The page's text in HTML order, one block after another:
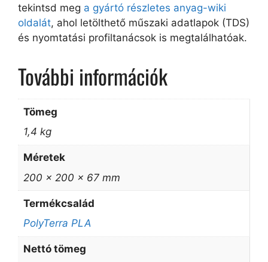
tekintsd meg a gyártó részletes anyag-wiki
oldalát, ahol letölthető műszaki adatlapok (TDS)
és nyomtatási profiltanácsok is megtalálhatóak.
További információk
Tömeg
1,4 kg
Méretek
200 × 200 × 67 mm
Termékcsalád
PolyTerra PLA
Nettó tömeg